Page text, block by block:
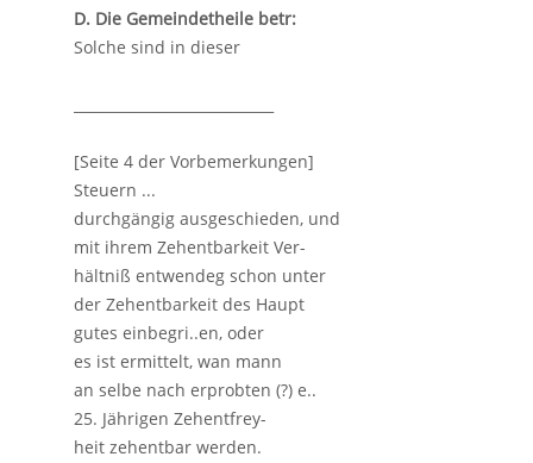
D. Die Gemeindetheile betr:
Solche sind in dieser
[Seite 4 der Vorbemerkungen]
Steuern ...
durchgängig ausgeschieden, und
mit ihrem Zehentbarkeit Ver-
hältniß entwendeg schon unter
der Zehentbarkeit des Haupt
gutes einbegri..en, oder
es ist ermittelt, wan mann
an selbe nach erprobten (?) e..
25. Jährigen Zehentfrey-
heit zehentbar werden.